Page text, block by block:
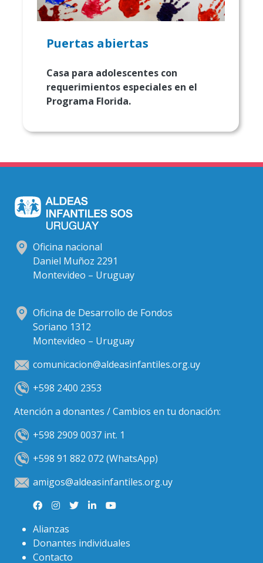
Puertas abiertas
Casa para adolescentes con
requerimientos especiales en el
Programa Florida.
Oficina nacional
Daniel Muñoz 2291
Montevideo – Uruguay
Oficina de Desarrollo de Fondos
Soriano 1312
Montevideo – Uruguay
comunicacion@aldeasinfantiles.org.uy
+598 2400 2353
Atención a donantes / Cambios en tu donación:
+598 2909 0037 int. 1
+598 91 882 072 (WhatsApp)
amigos@aldeasinfantiles.org.uy
Alianzas
Donantes individuales
Contacto